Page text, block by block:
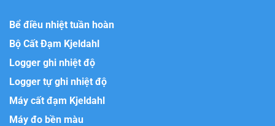
Bể điều nhiệt tuần hoàn
Bộ Cất Đạm Kjeldahl
Logger ghi nhiệt độ
Logger tự ghi nhiệt độ
Máy cất đạm Kjeldahl
Máy đo bền màu